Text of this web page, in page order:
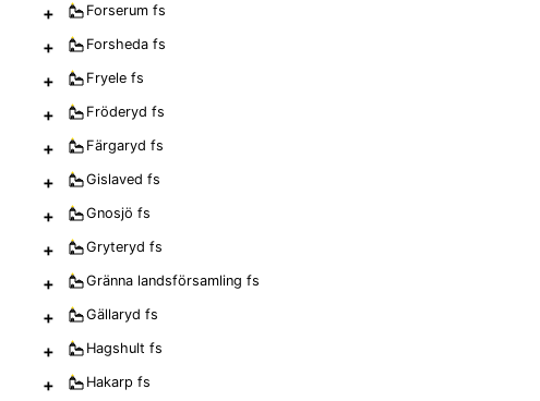
+ Forserum fs
+ Forsheda fs
+ Fryele fs
+ Fröderyd fs
+ Färgaryd fs
+ Gislaved fs
+ Gnosjö fs
+ Gryteryd fs
+ Gränna landsförsamling fs
+ Gällaryd fs
+ Hagshult fs
+ Hakarp fs